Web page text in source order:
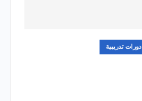
دورات تدريبية